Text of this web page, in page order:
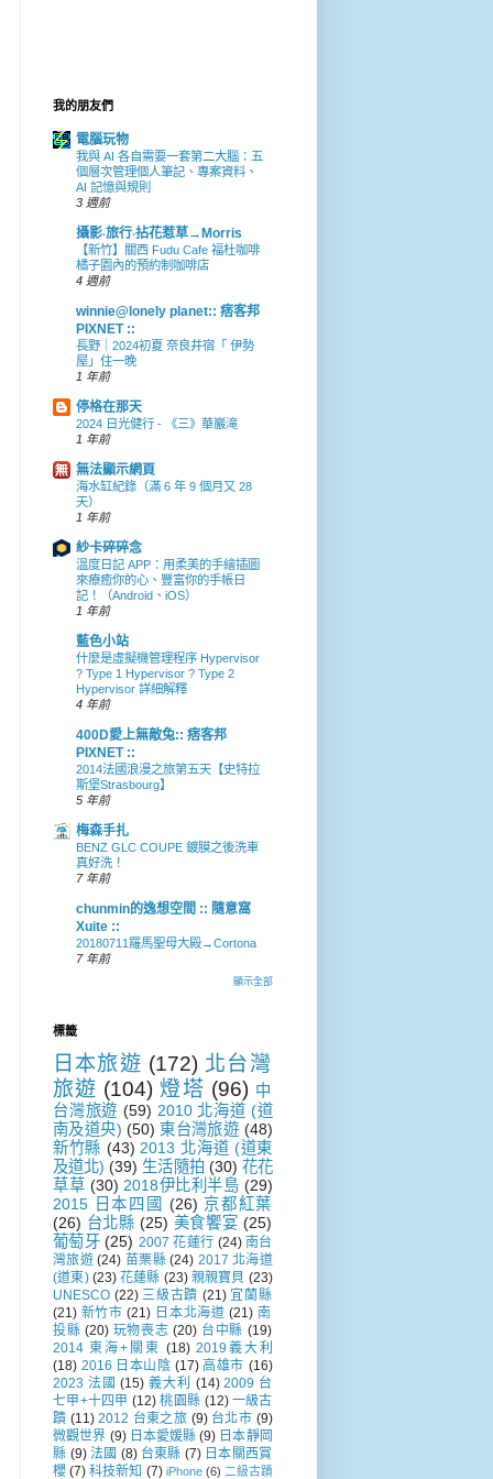
我的朋友們
電腦玩物
我與 AI 各自需要一套第二大腦：五
個層次管理個人筆記、專案資料、
AI 記憶與規則
3 週前
攝影‧旅行‧拈花惹草→Morris
【新竹】關西 Fudu Cafe 福杜咖啡
橘子園內的預約制咖啡店
4 週前
winnie@lonely planet:: 痞客邦
PIXNET ::
長野｜2024初夏 奈良井宿「 伊勢
屋」住一晚
1 年前
停格在那天
2024 日光健行 - 《三》華巖滝
1 年前
無法顯示網頁
海水缸紀錄（滿 6 年 9 個月又 28
天）
1 年前
紗卡碎碎念
溫度日記 APP：用柔美的手繪插圖
來療癒你的心、豐富你的手帳日
記！（Android、iOS）
1 年前
藍色小站
什麼是虛擬機管理程序 Hypervisor
? Type 1 Hypervisor ? Type 2
Hypervisor 詳細解釋
4 年前
400D愛上無敵兔:: 痞客邦
PIXNET ::
2014法國浪漫之旅第五天【史特拉
斯堡Strasbourg】
5 年前
梅森手扎
BENZ GLC COUPE 鍍膜之後洗車
真好洗！
7 年前
chunmin的逸想空間 :: 隨意窩
Xuite ::
20180711羅馬聖母大殿→Cortona
7 年前
顯示全部
標籤
日本旅遊 (172) 北台灣
旅遊 (104) 燈塔 (96) 中
台灣旅遊 (59) 2010 北海道 (道
南及道央) (50) 東台灣旅遊 (48)
新竹縣 (43) 2013 北海道 (道東
及道北) (39) 生活隨拍 (30) 花花
草草 (30) 2018伊比利半島 (29)
2015 日本四國 (26) 京都紅葉
(26) 台北縣 (25) 美食饗宴 (25)
葡萄牙 (25) 2007 花蓮行 (24) 南台
灣旅遊 (24) 苗栗縣 (24) 2017 北海道
(道東) (23) 花蓮縣 (23) 親親寶貝 (23)
UNESCO (22) 三級古蹟 (21) 宜蘭縣
(21) 新竹市 (21) 日本北海道 (21) 南
投縣 (20) 玩物喪志 (20) 台中縣 (19)
2014 東海+關東 (18) 2019義大利
(18) 2016 日本山陰 (17) 高雄市 (16)
2023 法國 (15) 義大利 (14) 2009 台
七甲+十四甲 (12) 桃園縣 (12) 一級古
蹟 (11) 2012 台東之旅 (9) 台北市 (9)
微觀世界 (9) 日本愛媛縣 (9) 日本靜岡
縣 (9) 法國 (8) 台東縣 (7) 日本關西賞
櫻 (7) 科技新知 (7) iPhone (6) 二級古蹟